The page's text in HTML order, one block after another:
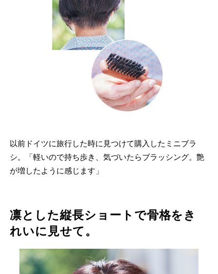
以前ドイツに旅行した時に見つけて購入したミニブラ
シ。「軽いので持ち歩き、気づいたらブラッシング。艶
が増したように感じます」
凛とした縦長ショートで骨格をき
れいに見せて。